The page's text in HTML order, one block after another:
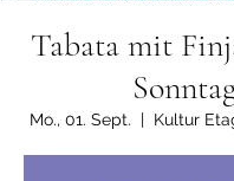
Tabata mit
Mo., 01. Sept.
  |
Kultur